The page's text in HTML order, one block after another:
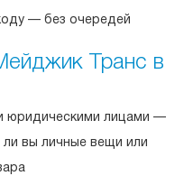
— без очередей
Транс в
юридическими лицами —
ли вы личные вещи или